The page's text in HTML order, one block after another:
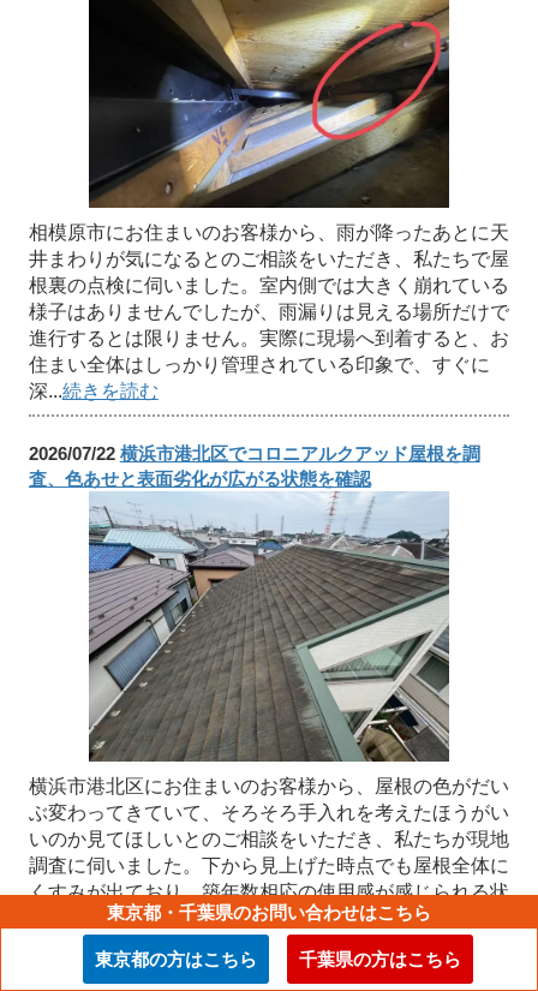
相模原市にお住まいのお客様から、雨が降ったあとに天
井まわりが気になるとのご相談をいただき、私たちで屋
根裏の点検に伺いました。室内側では大きく崩れている
様子はありませんでしたが、雨漏りは見える場所だけで
進行するとは限りません。実際に現場へ到着すると、お
住まい全体はしっかり管理されている印象で、すぐに
深...続きを読む
2026/07/22 横浜市港北区でコロニアルクアッド屋根を調
査、色あせと表面劣化が広がる状態を確認
横浜市港北区にお住まいのお客様から、屋根の色がだい
ぶ変わってきていて、そろそろ手入れを考えたほうがい
いのか見てほしいとのご相談をいただき、私たちが現地
調査に伺いました。下から見上げた時点でも屋根全体に
くすみが出ており、築年数相応の使用感が感じられる状
態でした。実際に屋根へ上がってみると、コロニアル
続きを読む
東京都・千葉県のお問い合わせはこちら
東京都の方はこちら 千葉県の方はこちら